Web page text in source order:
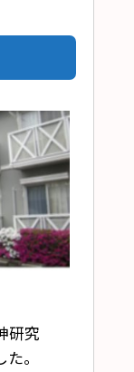
研究
。